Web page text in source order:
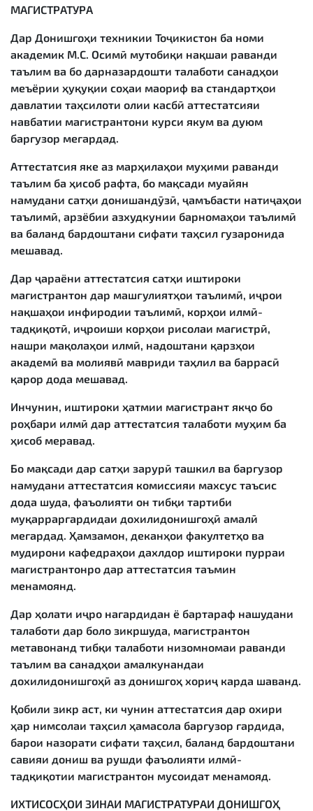
МАГИСТРАТУРА
Дар Донишгоҳи техникии Тоҷикистон ба номи
академик М.С. Осимӣ мутобиқи нақшаи раванди
таълим ва бо дарназардошти талаботи санадҳои
меъёрии ҳуқуқии соҳаи маориф ва стандартҳои
давлатии таҳсилоти олии касбӣ аттестатсияи
навбатии магистрантони курси якум ва дуюм
баргузор мегардад.
Аттестатсия яке аз марҳилаҳои муҳими раванди
таълим ба ҳисоб рафта, бо мақсади муайян
намудани сатҳи донишандӯзӣ, ҷамъбасти натиҷаҳои
таълимӣ, арзёбии азхудкунии барномаҳои таълимӣ
ва баланд бардоштани сифати таҳсил гузаронида
мешавад.
Дар ҷараёни аттестатсия сатҳи иштироки
магистрантон дар машғулиятҳои таълимӣ, иҷрои
нақшаҳои инфиродии таълимӣ, корҳои илмӣ-
тадқиқотӣ, иҷроиши корҳои рисолаи магистрӣ,
нашри мақолаҳои илмӣ, надоштани қарзҳои
академӣ ва молиявӣ мавриди таҳлил ва баррасӣ
қарор дода мешавад.
Инчунин, иштироки ҳатмии магистрант якҷо бо
роҳбари илмӣ дар аттестатсия талаботи муҳим ба
ҳисоб меравад.
Бо мақсади дар сатҳи зарурӣ ташкил ва баргузор
намудани аттестатсия комиссияи махсус таъсис
дода шуда, фаъолияти он тибқи тартиби
муқарраргардидаи дохилидонишгоҳӣ амалӣ
мегардад. Ҳамзамон, деканҳои факултетҳо ва
мудирони кафедраҳои дахлдор иштироки пурраи
магистрантонро дар аттестатсия таъмин
менамоянд.
Дар ҳолати иҷро нагардидан ё бартараф нашудани
талаботи дар боло зикршуда, магистрантон
метавонанд тибқи талаботи низомномаи раванди
таълим ва санадҳои амалкунандаи
дохилидонишгоҳӣ аз донишгоҳ хориҷ карда шаванд.
Қобили зикр аст, ки чунин аттестатсия дар охири
ҳар нимсолаи таҳсил ҳамасола баргузор гардида,
барои назорати сифати таҳсил, баланд бардоштани
савияи дониш ва рушди фаъолияти илмӣ-
тадқиқотии магистрантон мусоидат менамояд.
ИХТИСОСҲОИ ЗИНАИ МАГИСТРАТУРАИ ДОНИШГОҲ